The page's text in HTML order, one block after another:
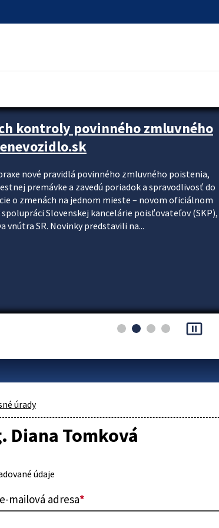
kontroly povinného zmluvného
nové pravidlá povinného zmluvného poistenia,
premávke a zavedú poriadok a spravodlivosť do
o zmenách na jednom mieste – novom oficiálnom
Slovenskej kancelárie poisťovateľov (SKP),
vnútra SR. Novinky predstavili na...
pause_presentation
úrady
Diana Tomková
údaje
mailová adresa*